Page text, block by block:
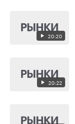
20:20
20:22